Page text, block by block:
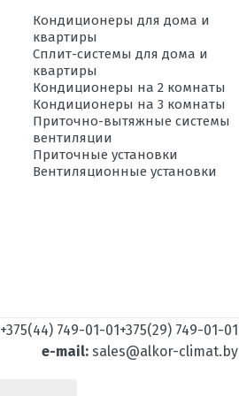
есть
-15 до +24
54
R410A
Кондиционеры для дома и
квартиры
Сплит-системы для дома и
квартиры
Кондиционеры на 2 комнаты
Кондиционеры на 3 комнаты
Приточно-вытяжные системы
вентиляции
Приточные установки
Вентиляционные установки
+375(44) 749-01-01+375(29) 749-01-01
e-mail: sales@alkor-climat.by